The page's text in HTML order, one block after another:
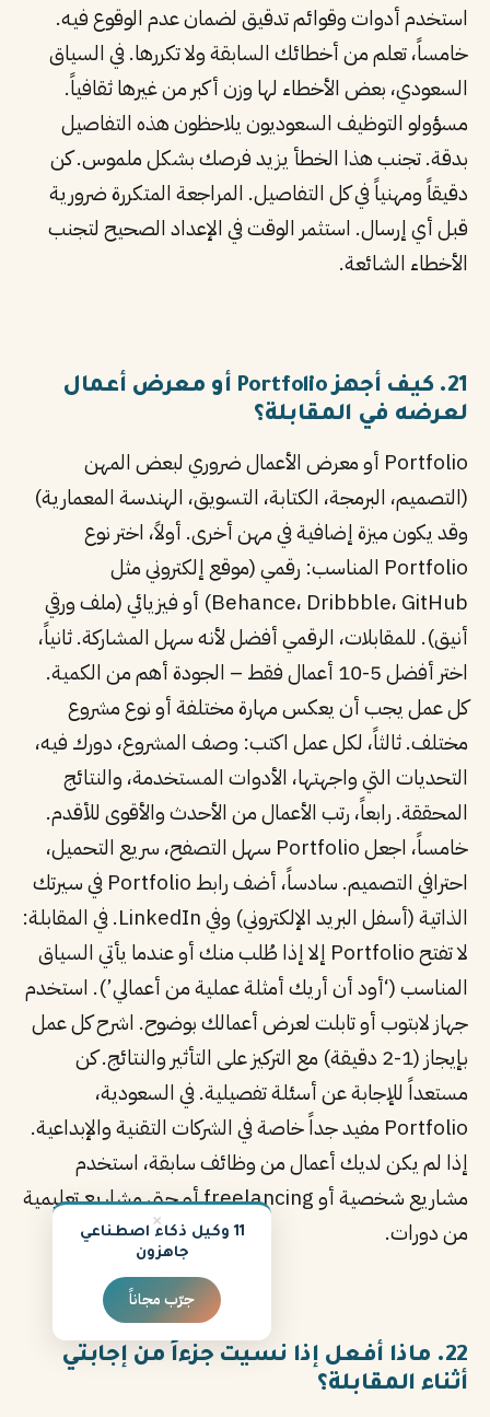
استخدم أدوات وقوائم تدقيق لضمان عدم الوقوع فيه.
خامساً، تعلم من أخطائك السابقة ولا تكررها. في السياق
السعودي، بعض الأخطاء لها وزن أكبر من غيرها ثقافياً.
مسؤولو التوظيف السعوديون يلاحظون هذه التفاصيل
بدقة. تجنب هذا الخطأ يزيد فرصك بشكل ملموس. كن
دقيقاً ومهنياً في كل التفاصيل. المراجعة المتكررة ضرورية
قبل أي إرسال. استثمر الوقت في الإعداد الصحيح لتجنب
الأخطاء الشائعة.
21. كيف أجهز Portfolio أو معرض أعمال
لعرضه في المقابلة؟
Portfolio أو معرض الأعمال ضروري لبعض المهن
(التصميم، البرمجة، الكتابة، التسويق، الهندسة المعمارية)
وقد يكون ميزة إضافية في مهن أخرى. أولاً، اختر نوع
Portfolio المناسب: رقمي (موقع إلكتروني مثل
Behance، Dribbble، GitHub) أو فيزيائي (ملف ورقي
أنيق). للمقابلات، الرقمي أفضل لأنه سهل المشاركة. ثانياً،
اختر أفضل 5-10 أعمال فقط – الجودة أهم من الكمية.
كل عمل يجب أن يعكس مهارة مختلفة أو نوع مشروع
مختلف. ثالثاً، لكل عمل اكتب: وصف المشروع، دورك فيه،
التحديات التي واجهتها، الأدوات المستخدمة، والنتائج
المحققة. رابعاً، رتب الأعمال من الأحدث والأقوى للأقدم.
خامساً، اجعل Portfolio سهل التصفح، سريع التحميل،
احترافي التصميم. سادساً، أضف رابط Portfolio في سيرتك
الذاتية (أسفل البريد الإلكتروني) وفي LinkedIn. في المقابلة:
لا تفتح Portfolio إلا إذا طُلب منك أو عندما يأتي السياق
المناسب (‘أود أن أريك أمثلة عملية من أعمالي’). استخدم
جهاز لابتوب أو تابلت لعرض أعمالك بوضوح. اشرح كل عمل
بإيجاز (1-2 دقيقة) مع التركيز على التأثير والنتائج. كن
مستعداً للإجابة عن أسئلة تفصيلية. في السعودية،
Portfolio مفيد جداً خاصة في الشركات التقنية والإبداعية.
إذا لم يكن لديك أعمال من وظائف سابقة، استخدم
مشاريع شخصية أو freelancing أو حتى مشاريع تعليمية
من دورات.
22. ماذا أفعل إذا نسيت جزءاً من إجابتي
أثناء المقابلة؟
×
11 وكيل ذكاء اصطناعي
جاهزون
جرّب مجاناً